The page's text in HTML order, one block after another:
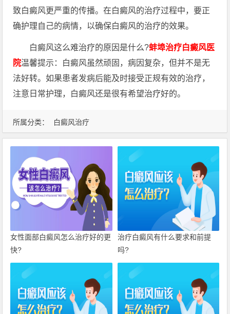
所属分类： 白癜风治疗
致白癜风更严重的传播。在白癜风的治疗过程中，要正
确护理自己的病情，以确保白癜风的治疗的效果。
白癜风这么难治疗的原因是什么?蚌埠治疗白癜风医
院温馨提示：白癜风虽然顽固，病因复杂，但并不是无
法好转。如果患者发病后能及时接受正规有效的治疗，
注意日常护理，白癜风还是很有希望治疗好的。
女性面部白癜风怎么治疗好的更
快?
治疗白癜风有什么要求和前提
吗?